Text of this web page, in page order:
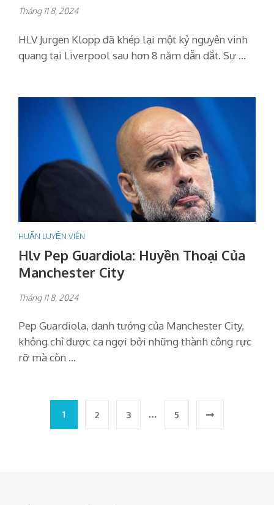
Tháng 11 8, 2024
HLV Jurgen Klopp đã khép lại một kỷ nguyên vinh
quang tại Liverpool sau hơn 8 năm dẫn dắt. Sự …
HUẤN LUYỆN VIÊN
Hlv Pep Guardiola: Huyền Thoại Của
Manchester City
Tháng 11 8, 2024
Pep Guardiola, danh tướng của Manchester City,
không chỉ được ca ngợi bởi những thành công rực
rỡ mà còn …
1 2 3 … 5